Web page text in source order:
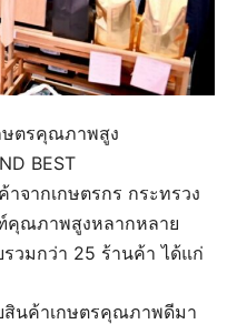
ษตรคุณภาพสูง
BEST
าจากเกษตรกร กระทรวง
ณภาพสูงหลากหลาย
วมกว่า 25 ร้านค้า ได้แก่
สินค้าเกษตรคุณภาพดีมา